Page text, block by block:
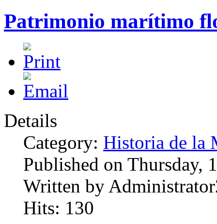
Patrimonio marítimo
Details
Category: Historia de la
Published on Thursday,
Written by
Hits: 130